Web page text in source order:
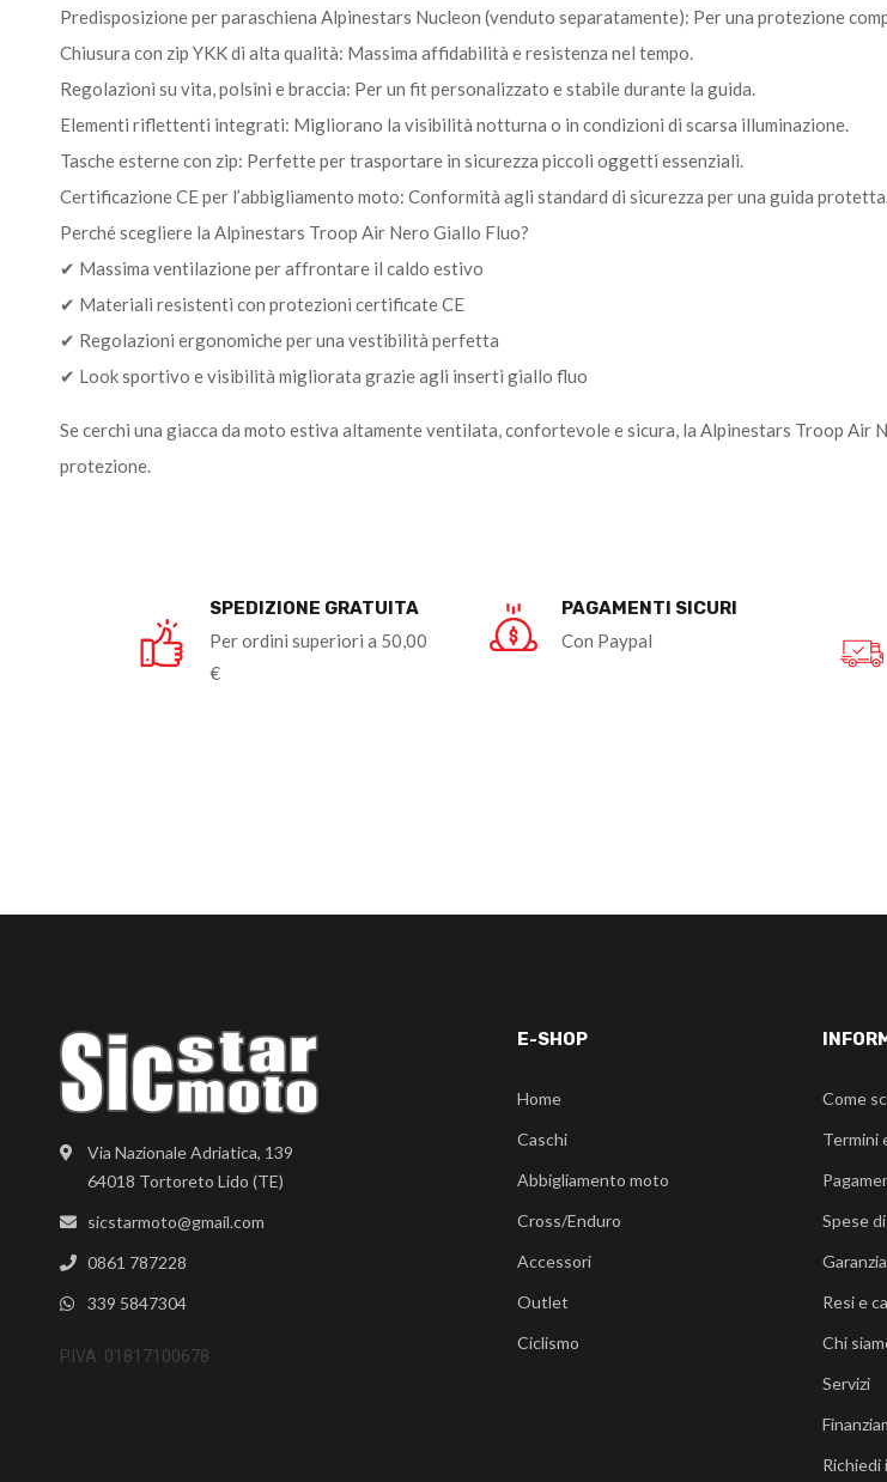
Predisposizione per paraschiena Alpinestars Nucleon (venduto separatamente): Per una protezione
Chiusura con zip YKK di alta qualità: Massima affidabilità e resistenza nel tempo.
Regolazioni su vita, polsini e braccia: Per un fit personalizzato e stabile durante la guida.
Elementi riflettenti integrati: Migliorano la visibilità notturna o in condizioni di scarsa illuminazione.
Tasche esterne con zip: Perfette per trasportare in sicurezza piccoli oggetti essenziali.
Certificazione CE per l’abbigliamento moto: Conformità agli standard di sicurezza per una guida protetta.
Perché scegliere la Alpinestars Troop Air Nero Giallo Fluo?
✔ Massima ventilazione per affrontare il caldo estivo
✔ Materiali resistenti con protezioni certificate CE
✔ Regolazioni ergonomiche per una vestibilità perfetta
✔ Look sportivo e visibilità migliorata grazie agli inserti giallo fluo
Se cerchi una giacca da moto estiva altamente ventilata, confortevole e sicura, la Alpinestars Troop
protezione.
SPEDIZIONE GRATUITA
Per ordini superiori a 50,00
€
PAGAMENTI SICURI
Con Paypal
Via Nazionale Adriatica, 139
64018 Tortoreto Lido (TE)
sicstarmoto@gmail.com
0861 787228
339 5847304
P.IVA: 01817100678
E-SHOP
Home
Caschi
Abbigliamento moto
Cross/Enduro
Accessori
Outlet
Ciclismo
Come
Termini
Spese
Garanzia
Resi e
Chi
Servizi
Richiedi